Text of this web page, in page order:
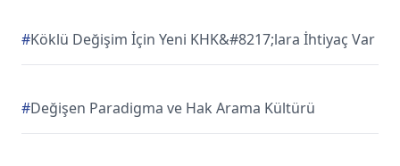
#Köklü Değişim İçin Yeni KHK&#8217;lara İhtiyaç Var
#Değişen Paradigma ve Hak Arama Kültürü